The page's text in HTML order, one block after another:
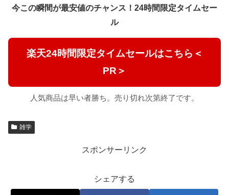
今この瞬間が最安値のチャンス！24時間限定タイムセー
ル
楽天24時間限定タイムセールはこちら＜
PR＞
人気商品は早い者勝ち。売り切れ次第終了です。
雑学
スポンサーリンク
シェアする